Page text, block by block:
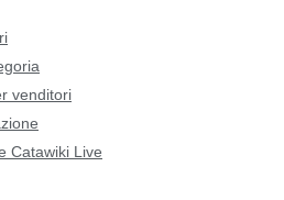
venditori
Catawiki Live